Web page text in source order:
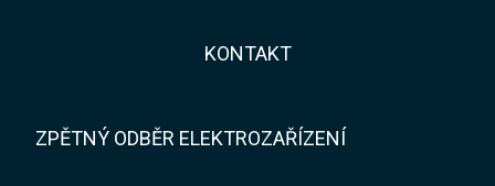
KONTAKT​​
ZPĚTNÝ ODBĚR ELEKTROZAŘÍZENÍ